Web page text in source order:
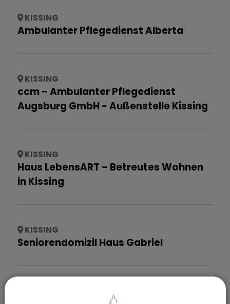
KISSING
Ambulanter Pflegedienst Alberta
KISSING
ccm – Ambulanter Pflegedienst
Augsburg GmbH - Außenstelle Kissing
KISSING
Haus LebensART – Betreutes Wohnen
in Kissing
KISSING
Seniorendomizil Haus Gabriel